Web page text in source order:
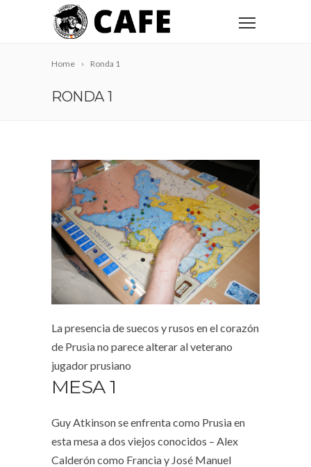
Home Ronda 1
RONDA 1
La presencia de suecos y rusos en el corazón
de Prusia no parece alterar al veterano
jugador prusiano
MESA 1
Guy Atkinson se enfrenta como Prusia en
esta mesa a dos viejos conocidos – Alex
Calderón como Francia y José Manuel